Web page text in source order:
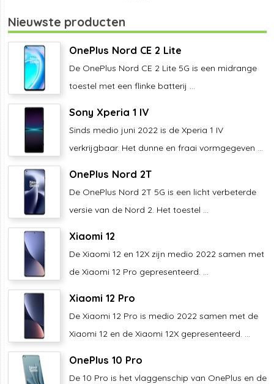
Nieuwste producten
OnePlus Nord CE 2 Lite
De OnePlus Nord CE 2 Lite 5G is een midrange
toestel met een flinke batterij ...
Sony Xperia 1 IV
Sinds medio juni 2022 is de Xperia 1 IV
verkrijgbaar. Het dunne en fraai vormgegeven ...
OnePlus Nord 2T
De OnePlus Nord 2T 5G is een licht verbeterde
versie van de Nord 2. Het toestel ...
Xiaomi 12
De Xiaomi 12 en 12X zijn medio 2022 samen met
de Xiaomi 12 Pro gepresenteerd. ...
Xiaomi 12 Pro
De Xiaomi 12 Pro is medio 2022 samen met de
Xiaomi 12 en de Xiaomi 12X gepresenteerd. ...
OnePlus 10 Pro
De 10 Pro is het vlaggenschip van OnePlus en de